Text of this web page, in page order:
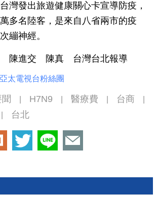
灣發出旅遊健康關心卡宣導防疫，
多名陸客，是來自八省兩市的疫
繃神經。
陳進交 陳真 台灣台北報導
太電視台粉絲團
H7N9 醫療費 台商
台北